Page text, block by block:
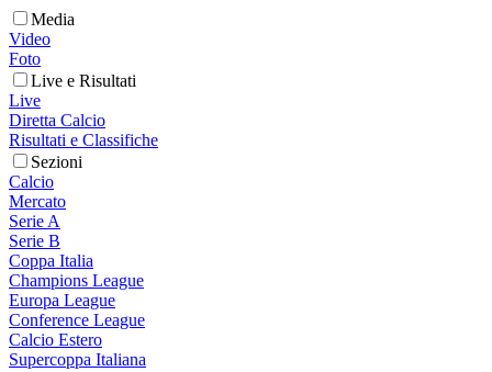
Media
Video
Foto
Live e Risultati
Live
Diretta Calcio
Risultati e Classifiche
Sezioni
Calcio
Mercato
Serie A
Serie B
Coppa Italia
Champions League
Europa League
Conference League
Calcio Estero
Supercoppa Italiana